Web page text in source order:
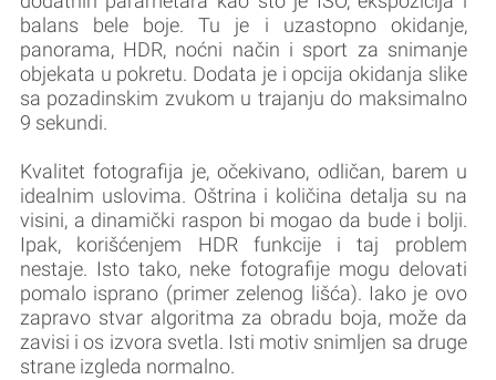
balans bele boje. Tu je i uzastopno okidanje,
panorama, HDR, noćni način i sport za snimanje
objekata u pokretu. Dodata je i opcija okidanja slike
sa pozadinskim zvukom u trajanju do maksimalno
9 sekundi.
Kvalitet fotografija je, očekivano, odličan, barem u
idealnim uslovima. Oštrina i količina detalja su na
visini, a dinamički raspon bi mogao da bude i bolji.
Ipak, korišćenjem HDR funkcije i taj problem
nestaje. Isto tako, neke fotografije mogu delovati
pomalo isprano (primer zelenog lišća). Iako je ovo
zapravo stvar algoritma za obradu boja, može da
zavisi i os izvora svetla. Isti motiv snimljen sa druge
strane izgleda normalno.